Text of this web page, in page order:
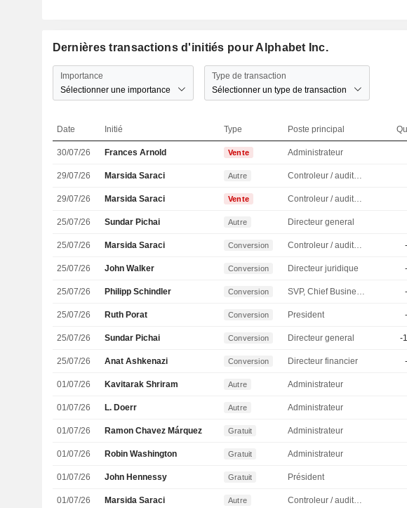
Dernières transactions d'initiés pour Alphabet Inc.
Importance
Sélectionner une importance
Type de transaction
Sélectionner un type de transaction
Date Initié Type Poste principal
30/07/26 Frances Arnold Vente Administrateur
29/07/26 Marsida Saraci Autre Controleur / auditeur
29/07/26 Marsida Saraci Vente Controleur / auditeur
25/07/26 Sundar Pichai Autre Directeur general
25/07/26 Marsida Saraci Conversion Controleur / auditeur
25/07/26 John Walker Conversion Directeur juridique
25/07/26 Philipp Schindler Conversion SVP, Chief Business Officer
25/07/26 Ruth Porat Conversion President
25/07/26 Sundar Pichai Conversion Directeur general -
25/07/26 Anat Ashkenazi Conversion Directeur financier
01/07/26 Kavitarak Shriram Autre Administrateur
01/07/26 L. Doerr Autre Administrateur
01/07/26 Ramon Chavez Márquez Gratuit Administrateur
01/07/26 Robin Washington Gratuit Administrateur
01/07/26 John Hennessy Gratuit Président
01/07/26 Marsida Saraci Autre Controleur / auditeur